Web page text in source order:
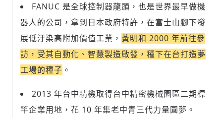
FANUC 是全球控制器龍頭，也是世界最早做機
器人的公司，拿到日本政府特許，在富士山腳下發
展低汙染高附加價值工業， 黃明和 2000 年前往參
訪，受其自動化、智慧製造啟發，種下在台打造夢
工場的種子 。
2013 年台中精機取得台中精密機械園區二期標
竿企業用地，花 10 年集老中青三代力量圓夢。